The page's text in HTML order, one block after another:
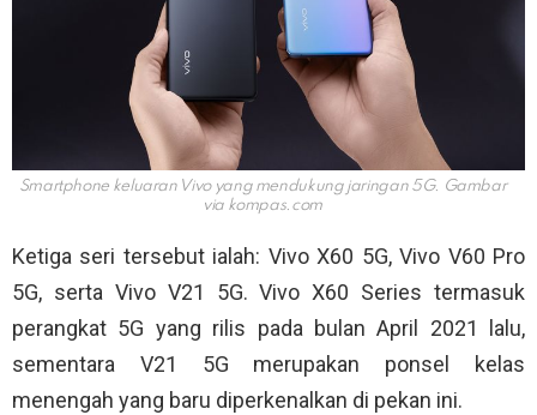
Smartphone keluaran Vivo yang mendukung jaringan 5G. Gambar
via kompas.com
Ketiga seri tersebut ialah: Vivo X60 5G, Vivo V60 Pro
5G, serta Vivo V21 5G. Vivo X60 Series termasuk
perangkat 5G yang rilis pada bulan April 2021 lalu,
sementara V21 5G merupakan ponsel kelas
menengah yang baru diperkenalkan di pekan ini.